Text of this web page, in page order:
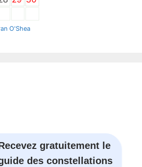
O'Shea
gratuitement le
des constellations